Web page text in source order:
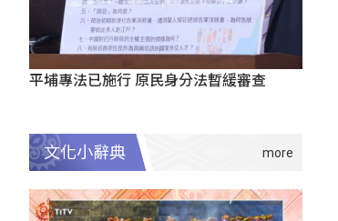
平埔專法已施行 原民身分法暫緩審查
文化小辭典